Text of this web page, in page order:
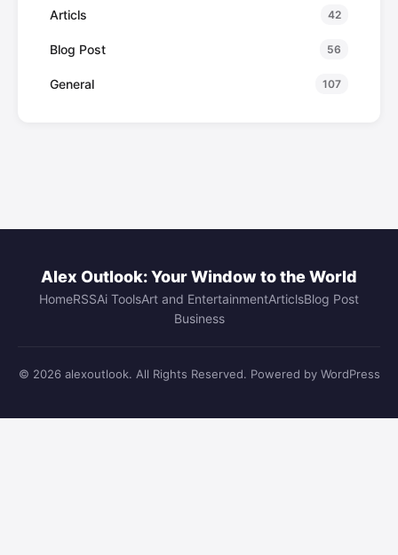
Articls 42
Blog Post 56
General 107
Alex Outlook: Your Window to the World
HomeRSSAi ToolsArt and EntertainmentArticlsBlog Post
Business
© 2026 alexoutlook. All Rights Reserved. Powered by WordPress